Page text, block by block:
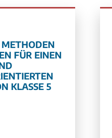
FÜR EINEN
KLASSE 5